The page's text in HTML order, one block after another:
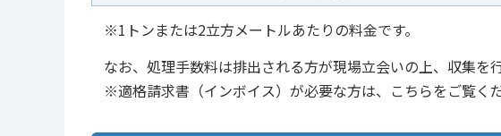
※1トンまたは2立方メートルあたりの料金です。
なお、処理手数料は排出される方が現場立会いの上、収集を
※適格請求書（インボイス）が必要な⽅は、こちらをご覧くだ